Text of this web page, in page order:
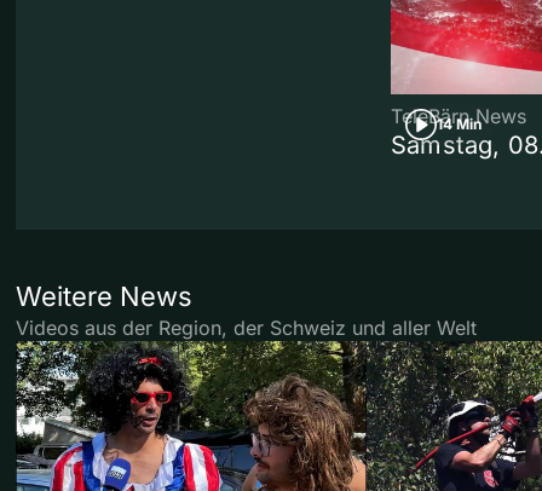
14 Min
TeleBärn News
Samstag,
Weitere News
Videos aus der Region, der Schweiz und aller Welt